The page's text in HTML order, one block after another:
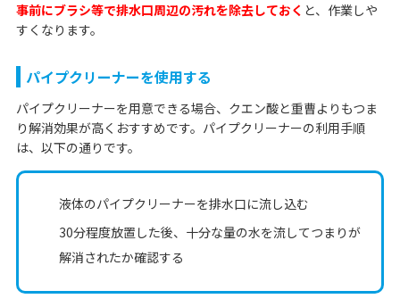
事前にブラシ等で排水口周辺の汚れを除去しておく と、作業しや
すくなります。
パイプクリーナーを使用する
パイプクリーナーを用意できる場合、クエン酸と重曹よりもつま
り解消効果が高くおすすめです。パイプクリーナーの利用手順
は、以下の通りです。
液体のパイプクリーナーを排水口に流し込む
30分程度放置した後、十分な量の水を流してつまりが
解消されたか確認する